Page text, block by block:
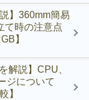
】360mm簡易
て時の注意点
】
解説】CPU、
ジについて
】